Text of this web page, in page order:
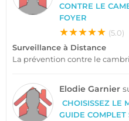
CONTRE LE
FOYER
★★★★★ (5.0)
Surveillance à Distance
La prévention contre le
Elodie Garnier
CHOISISSEZ LE
GUIDE COMPLET